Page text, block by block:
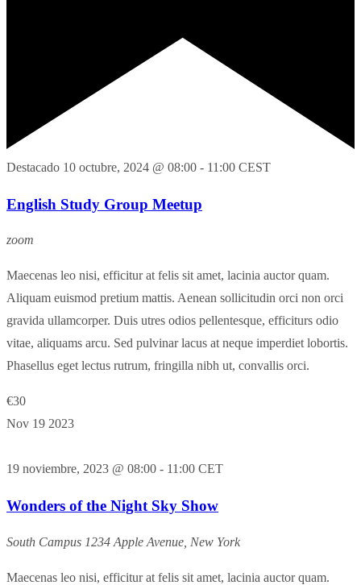
Destacado 10 octubre, 2024 @ 08:00 - 11:00 CEST
English Study Group Meetup
zoom
Maecenas leo nisi, efficitur at felis sit amet, lacinia auctor quam.
Aliquam euismod pretium mattis. Aenean sollicitudin orci non orci
gravida ullamcorper. Duis utres odios pellentesque, efficiturs odio
vitae, aliquams arcu. Sed pulvinar lacus at neque imperdiet lobortis.
Phasellus eget lectus rutrum, fringilla nibh ut, convallis orci.
€30
Nov 19 2023
19 noviembre, 2023 @ 08:00 - 11:00 CET
Wonders of the Night Sky Show
South Campus 1234 Apple Avenue, New York
Maecenas leo nisi, efficitur at felis sit amet, lacinia auctor quam.